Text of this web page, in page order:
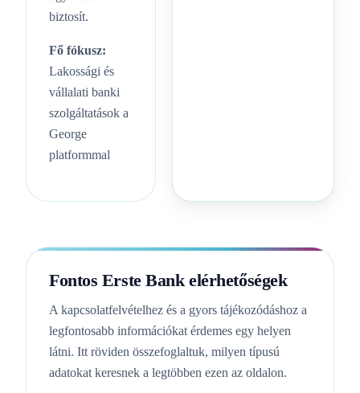
biztosít.
Fő fókusz:
Lakossági és
vállalati banki
szolgáltatások a
George
platformmal
Fontos Erste Bank elérhetőségek
A kapcsolatfelvételhez és a gyors tájékozódáshoz a
legfontosabb információkat érdemes egy helyen
látni. Itt röviden összefoglaltuk, milyen típusú
adatokat keresnek a legtöbben ezen az oldalon.